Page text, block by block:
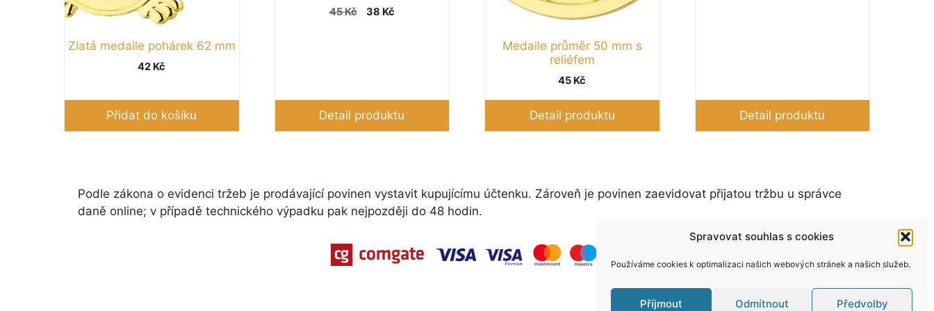
Spravovat souhlas s cookies
Používáme cookies k optimalizaci našich webových stránek a našich služeb.
Příjmout Odmítnout Předvolby
Zlatá medaile pohárek 62 mm
42 Kč
Přidat do košíku
45Kč
Původní
38 KčAktuální
Detail produktu
Medaile průměr 50 mm s
reliéfem
45 Kč
Detail produktu Detail produktu
Podle zákona o evidenci tržeb je prodávající povinen vystavit kupujícímu účtenku. Zároveň je povinen zaevidovat přijatou tržbu u správce
daně online; v případě technického výpadku pak nejpozději do 48 hodin.